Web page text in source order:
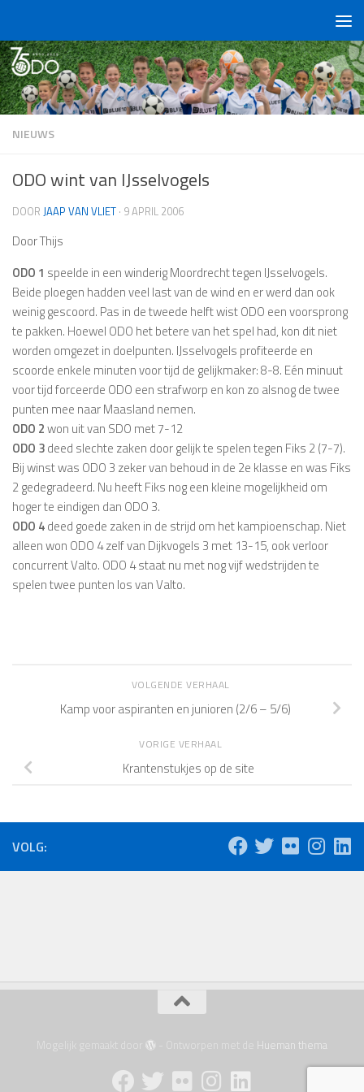
NIEUWS
ODO wint van IJsselvogels
DOOR JAAP VAN VLIET · 9 APRIL 2006
Door Thijs
ODO 1 speelde in een winderig Moordrecht tegen IJsselvogels.
Beide ploegen hadden veel last van de wind en er werd dan ook
weinig gescoord. Pas in de tweede helft wist ODO een voorsprong
te pakken. Hoewel ODO het betere van het spel had, kon dit niet
worden omgezet in doelpunten. IJsselvogels profiteerde en
scoorde enkele minuten voor tijd de gelijkmaker: 8-8. Eén minuut
voor tijd forceerde ODO een strafworp en kon zo alsnog de twee
punten mee naar Maasland nemen.
ODO 2won uit van SDO met 7-12
ODO 3deed slechte zaken door gelijk te spelen tegen Fiks 2 (7-7).
Bij winst was ODO 3 zeker van behoud in de 2e klasse en was Fiks
2 gedegradeerd. Nu heeft Fiks nog een kleine mogelijkheid om
hoger te eindigen dan ODO 3.
ODO 4deed goede zaken in de strijd om het kampioenschap. Niet
alleen won ODO 4 zelf van Dijkvogels 3 met 13-15, ook verloor
concurrent Valto. ODO 4 staat nu met nog vijf wedstrijden te
spelen twee punten los van Valto.
VOLGENDE VERHAAL
Kamp voor aspiranten en junioren (2/6 – 5/6)
VORIGE VERHAAL
Krantenstukjes op de site
VOLG:
Mogelijk gemaakt door - Ontworpen met de Hueman thema